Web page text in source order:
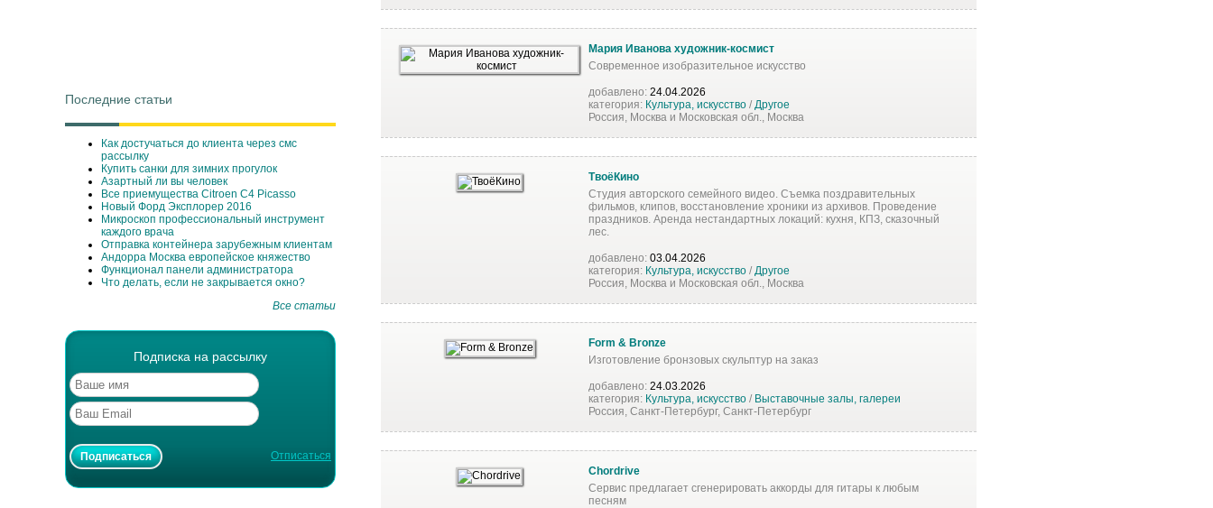
Последние статьи
Как достучаться до клиента через смс
рассылку
Купить санки для зимних прогулок
Азартный ли вы человек
Все приемущества Сitroen C4 Picasso
Новый Форд Эксплорер 2016
Микроскоп профессиональный инструмент
каждого врача
Отправка контейнера зарубежным клиентам
Андорра Москва европейское княжество
Функционал панели администратора
Что делать, если не закрывается окно?
Все статьи
Подписка на рассылку
Отписаться
Мария Иванова художник-космист
Современное изобразительное искусство
добавлено: 24.04.2026
категория: Культура, искусство / Другое
Россия, Москва и Московская обл., Москва
ТвоёКино
Студия авторского семейного видео. Съемка поздравительных
фильмов, клипов, восстановление хроники из архивов. Проведение
праздников. Аренда нестандартных локаций: кухня, КПЗ, сказочный
лес.
добавлено: 03.04.2026
категория: Культура, искусство / Другое
Россия, Москва и Московская обл., Москва
Form & Bronze
Изготовление бронзовых скульптур на заказ
добавлено: 24.03.2026
категория: Культура, искусство / Выставочные залы, галереи
Россия, Санкт-Петербург, Санкт-Петербург
Chordrive
Сервис предлагает сгенерировать аккорды для гитары к любым
песням